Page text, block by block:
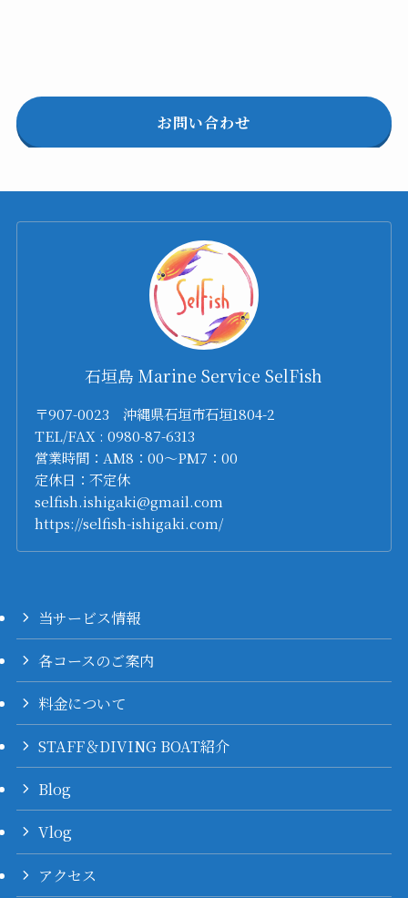
お問い合わせ
石垣島 Marine Service SelFish
〒907-0023 沖縄県石垣市石垣1804-2
TEL/FAX : 0980-87-6313
営業時間：AM8：00～PM7：00
定休日：不定休
selfish.ishigaki@gmail.com
https://selfish-ishigaki.com/
当サービス情報
各コースのご案内
料金について
STAFF＆DIVING BOAT紹介
Blog
Vlog
アクセス